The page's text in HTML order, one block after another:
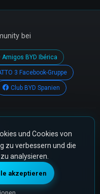
bei
Amigos BYD Ibérica
3 Facebook-Gruppe
Club BYD Spanien
gemacht
und Cookies von
zu verbessern und die
analysieren.
akzeptieren